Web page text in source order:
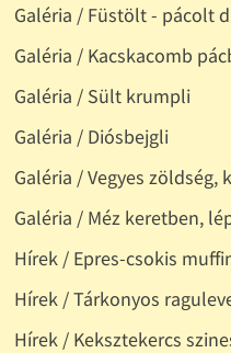
Galéria / Füstölt - pácolt
Galéria / Kacskacomb
Galéria / Sült krumpli
Galéria / Diósbejgli
Galéria / Vegyes zöldség,
Galéria / Méz keretben,
Hírek / Epres-csokis
Hírek / Tárkonyos
Hírek / Keksztekercs